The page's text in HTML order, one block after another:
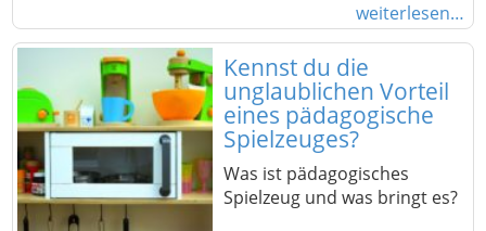
weiterlesen…
Kennst du die
unglaublichen Vorteil
eines pädagogische
Spielzeuges?
Was ist pädagogisches
Spielzeug und was bringt es?